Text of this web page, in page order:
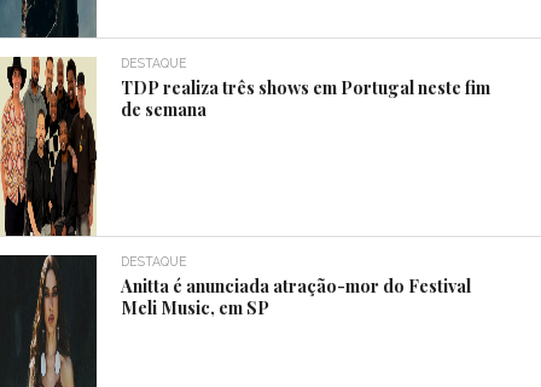
DESTAQUE
TDP realiza três shows em Portugal neste fim
de semana
DESTAQUE
Anitta é anunciada atração-mor do Festival
Meli Music, em SP